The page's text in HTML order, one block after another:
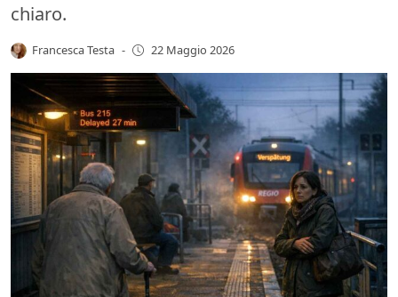
chiaro.
Francesca Testa - 22 Maggio 2026